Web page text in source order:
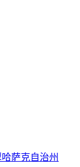
萨克自治州